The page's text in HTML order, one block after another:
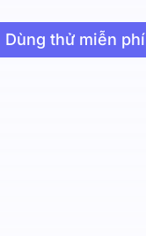
Dùng thử miễn phí